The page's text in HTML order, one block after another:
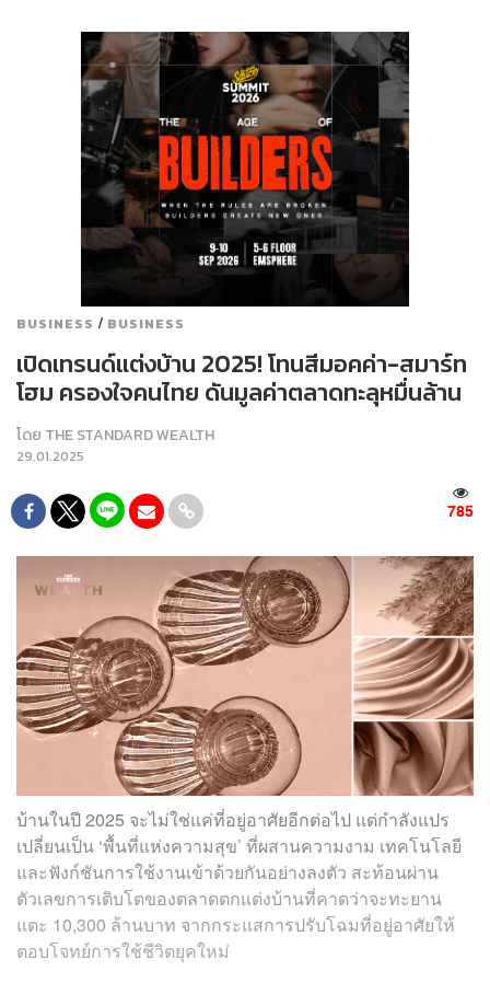
BUSINESS / BUSINESS
เปิดเทรนด์แต่งบ้าน 2025! โทนสีมอคค่า-สมาร์ท
โฮม ครองใจคนไทย ดันมูลค่าตลาดทะลุหมื่นล้าน
โดย THE STANDARD WEALTH
29.01.2025
785
บ้านในปี 2025 จะไม่ใช่แค่ที่อยู่อาศัยอีกต่อไป แต่กำลังแปร
เปลี่ยนเป็น ‘พื้นที่แห่งความสุข’ ที่ผสานความงาม เทคโนโลยี
และฟังก์ชันการใช้งานเข้าด้วยกันอย่างลงตัว สะท้อนผ่าน
ตัวเลขการเติบโตของตลาดตกแต่งบ้านที่คาดว่าจะทะยาน
แตะ 10,300 ล้านบาท จากกระแสการปรับโฉมที่อยู่อาศัยให้
ตอบโจทย์การใช้ชีวิตยุคใหม่